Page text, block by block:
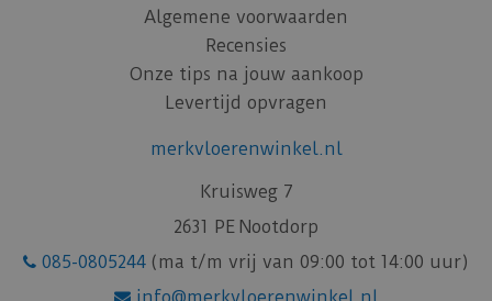
Algemene voorwaarden
Recensies
Onze tips na jouw aankoop
Levertijd opvragen
merkvloerenwinkel.nl
Kruisweg 7
2631 PE Nootdorp
085-0805244 (ma t/m vrij van 09:00 tot 14:00 uur)